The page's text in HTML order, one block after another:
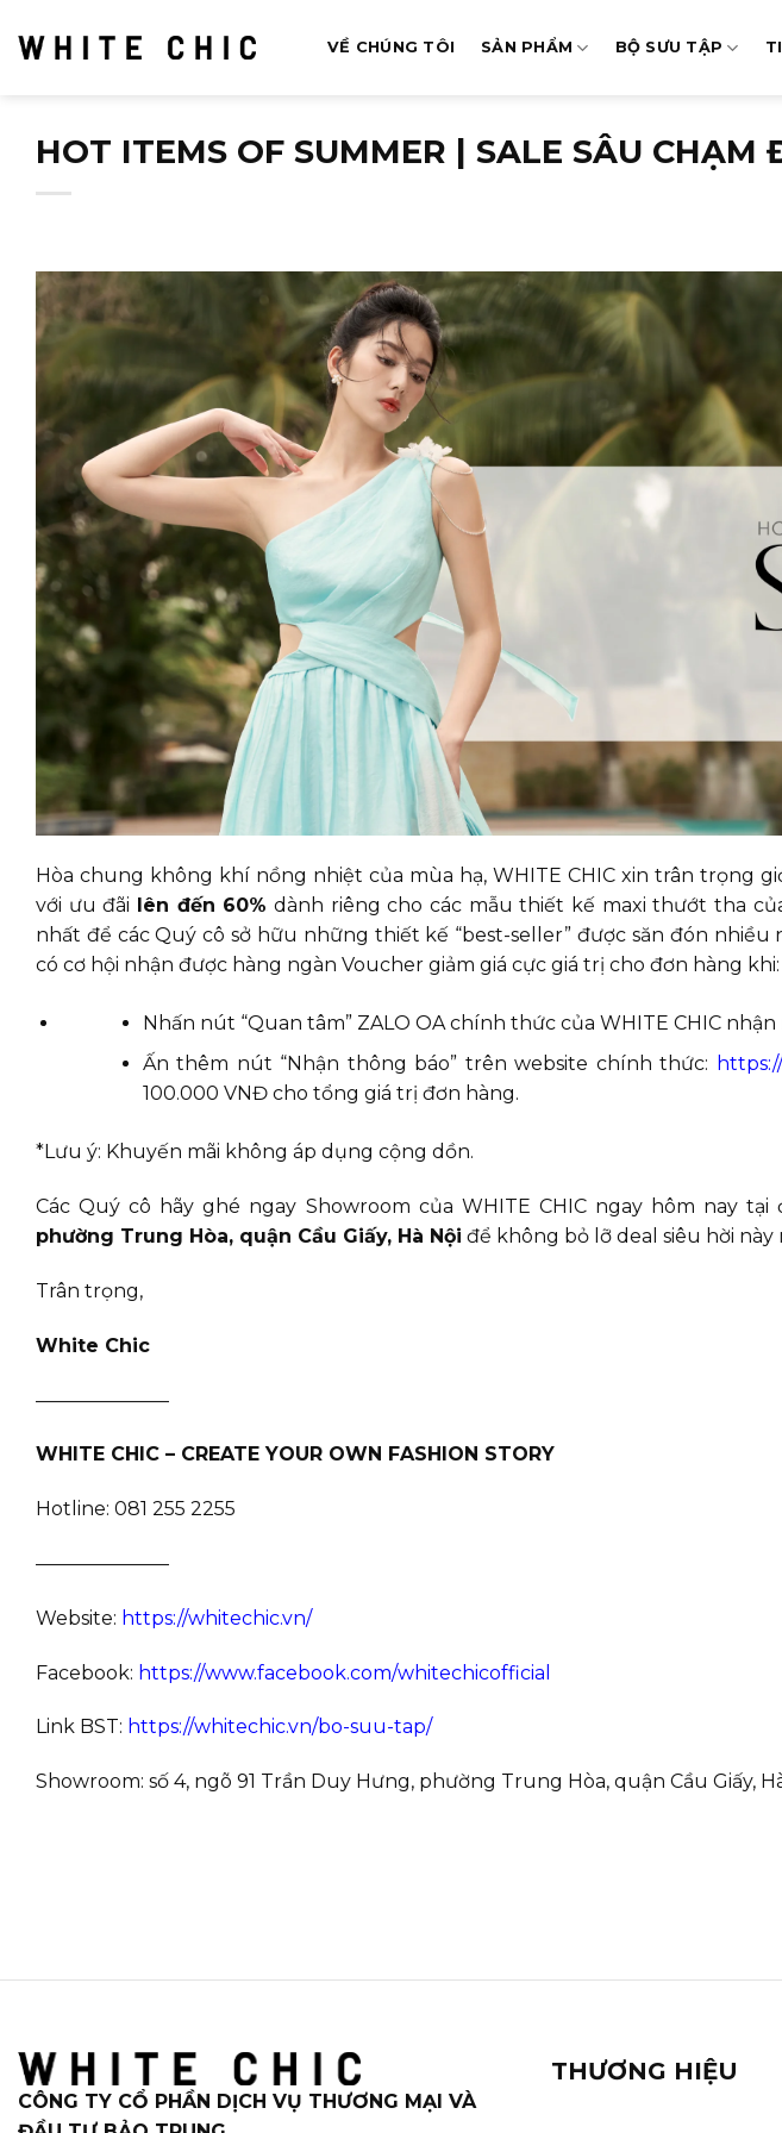
qua
VỀ CHÚNG TÔI SẢN PHẨM BỘ SƯU TẬP
HOT ITEMS OF SUMMER | SALE SÂU CHẠM
Hòa chung không khí nồng nhiệt của mùa hạ, WHITE CHIC xin trân trọng
với ưu đãi lên đến 60% dành riêng cho các mẫu thiết kế maxi thướt tha
nhất để các Quý cô sở hữu những thiết kế “best-seller” được săn đón nhiều
có cơ hội nhận được hàng ngàn Voucher giảm giá cực giá trị cho đơn hàng khi:
Nhấn nút “Quan tâm” ZALO OA chính thức của WHITE CHIC
Ấn thêm nút “Nhận thông báo” trên website chính thức:
100.000 VNĐ cho tổng giá trị đơn hàng.
*Lưu ý: Khuyến mãi không áp dụng cộng dồn.
Các Quý cô hãy ghé ngay Showroom của WHITE CHIC ngay hôm nay tại
phường Trung Hòa, quận Cầu Giấy, Hà Nội để không bỏ lỡ deal siêu hời này
Trân trọng,
White Chic
———————
WHITE CHIC – CREATE YOUR OWN FASHION STORY
Hotline: 081 255 2255
———————
Website: https://whitechic.vn/
Facebook: https://www.facebook.com/whitechicofficial
Link BST: https://whitechic.vn/bo-suu-tap/
Showroom: số 4, ngõ 91 Trần Duy Hưng, phường Trung Hòa, quận Cầu Giấy,
CÔNG TY CỔ PHẦN DỊCH VỤ THƯƠNG MẠI VÀ
THƯƠNG HIỆU